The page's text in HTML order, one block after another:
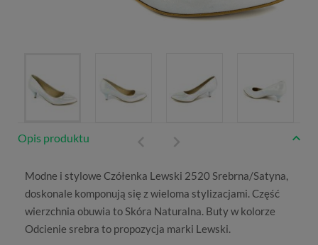
Opis produktu
Modne i stylowe Czółenka Lewski 2520 Srebrna/Satyna,
doskonale komponują się z wieloma stylizacjami. Część
wierzchnia obuwia toSkóra Naturalna. Buty w kolorze
Odcienie srebra to propozycja marki Lewski.